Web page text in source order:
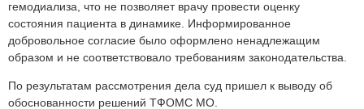
гемодиализа, что не позволяет врачу провести оценку
состояния пациента в динамике. Информированное
добровольное согласие было оформлено ненадлежащим
образом и не соответствовало требованиям законодательства.
По результатам рассмотрения дела суд пришел к выводу об
обоснованности решений ТФОМС МО.